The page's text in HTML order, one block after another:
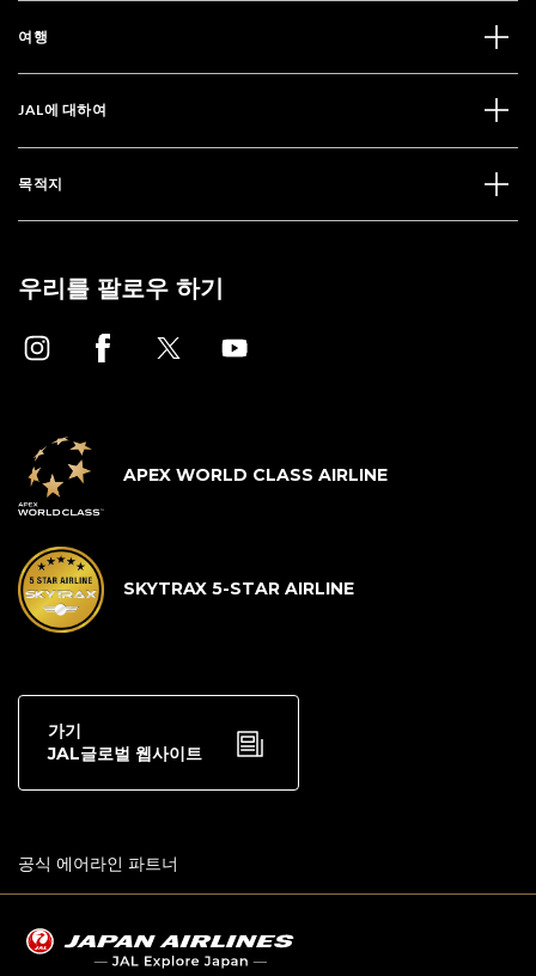
여행
JAL에 대하여
목적지
우리를 팔로우 하기
APEX WORLD CLASS AIRLINE
SKYTRAX 5-STAR AIRLINE
가기
JAL글로벌 웹사이트
공식 에어라인 파트너